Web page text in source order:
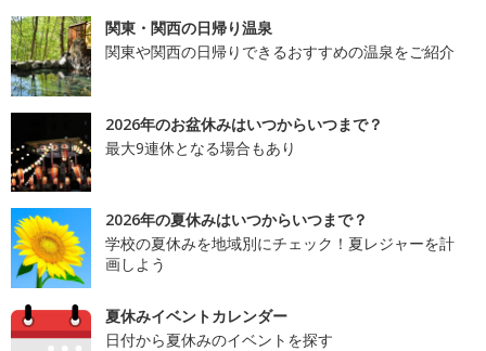
関東・関西の日帰り温泉
関東や関西の日帰りできるおすすめの温泉をご紹介
2026年のお盆休みはいつからいつまで？
最大9連休となる場合もあり
2026年の夏休みはいつからいつまで？
学校の夏休みを地域別にチェック！夏レジャーを計
画しよう
夏休みイベントカレンダー
日付から夏休みのイベントを探す